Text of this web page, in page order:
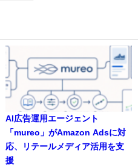
AI広告運用エージェント
「mureo」がAmazon Adsに対
応、リテールメディア活用を支
援